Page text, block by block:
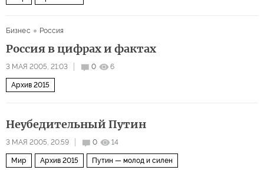
Бизнес Россия
Россия в цифрах и фактах
3 МАЯ 2005, 21:03 0 6
Архив 2015
Неубедительный Путин
3 МАЯ 2005, 20:59 0 14
Мир Архив 2015 Путин — молод и силен